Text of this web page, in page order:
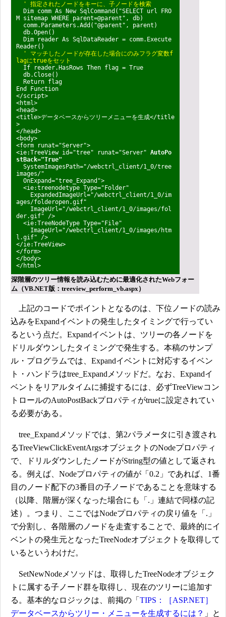
' 指定されたノードをキーに、子ノードを検索
Dim comm As New SqlCommand("SELECT url FRO
M sitemap WHERE parent=@parent", db)
comm.Parameters.Add("@parent", parent)
db.Open()
Dim reader As SqlDataReader = comm.Execute
Reader()
' マッチしたノードが存在した場合にのみフラグ変数f
lagにtrueをセット
If reader.HasRows Then flag = True
db.Close()
Return flag
End Function
</script>
<html>
<head>
<title>データベースからツリーメニューを生成</title
>
</head>
<body>
<form runat="Server">
<ie:TreeView id="tree" runat="Server" AutoPo
stBack="True"
SystemImagesPath="/webctrl_client/1_0/tree
images/"
OnExpand="tree_Expand">
<ie:treenodetype Type="Folder"
ExpandedImageUrl="/webctrl_client/1_0/im
ages/folderopen.gif"
ImageUrl="/webctrl_client/1_0/images/fol
der.gif" />
<ie:TreeNodeType Type="File"
ImageUrl="/webctrl_client/1_0/images/htm
l.gif" />
</ie:TreeView>
</form>
</body>
</html>
深階層のツリー情報を読み込むために最適化されたWebフォー
ム（VB.NET版：treeview_perform_vb.aspx）
上記のコードでポイントとなるのは、下位ノードの読み
込みをExpandイベントの発生したタイミングで行ってい
るという点だ。Expandイベントは、ツリーの各ノードを
ドリルダウンしたタイミングで発生する。本稿のサンプ
ル・プログラムでは、Expandイベントに対応するイベン
ト・ハンドラはtree_Expandメソッドだ。なお、Expandイ
ベントをリアルタイムに捕捉するには、必ずTreeViewコン
トロールのAutoPostBackプロパティがtrueに設定されてい
る必要がある。
tree_Expandメソッドでは、第2パラメータに引き渡され
るTreeViewClickEventArgsオブジェクトのNodeプロパティ
で、ドリルダウンしたノードがString型の値として返され
る。例えば、Nodeプロパティの値が「0.2」であれば、1番
目のノード配下の3番目の子ノードであることを意味する
（以降、階層が深くなった場合にも「.」連結で同様の記
述）。つまり、ここではNodeプロパティの戻り値を「.」
で分割し、各階層のノードを走査することで、最終的にイ
ベントの発生元となったTreeNodeオブジェクトを取得して
いるというわけだ。
SetNewNodeメソッドは、取得したTreeNodeオブジェク
トに属する子ノード群を取得し、現在のツリーに追加す
る。基本的なロジックは、前掲の「 TIPS：［ASP.NET］
データベースからツリー・メニューを生成するには？ 」と